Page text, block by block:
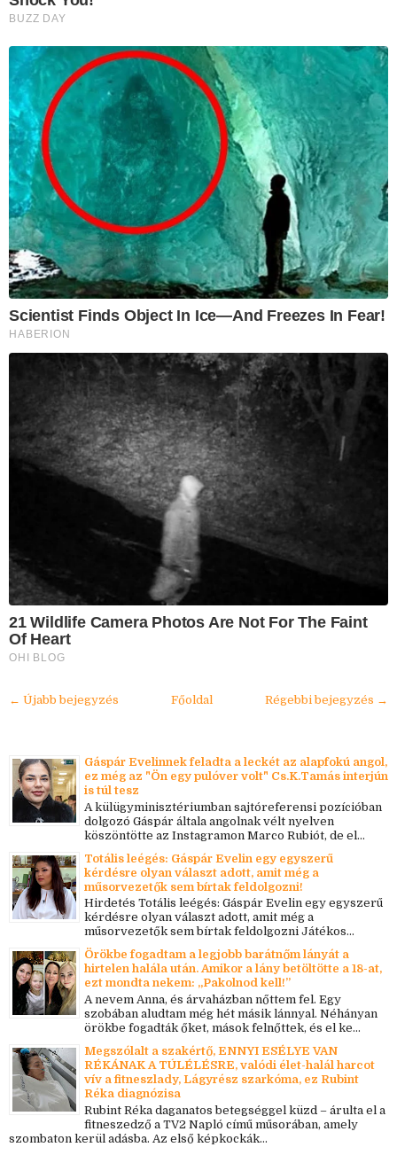
BUZZ DAY
Scientist Finds Object In Ice—And Freezes In Fear!
HABERION
21 Wildlife Camera Photos Are Not For The Faint
Of Heart
OHI BLOG
← Újabb bejegyzés Régebbi bejegyzés →
Főoldal
Gáspár Evelinnek feladta a leckét az alapfokú angol,
ez még az "Ön egy pulóver volt" Cs.K.Tamás interjún
is túl tesz
A külügyminisztériumban sajtóreferensi pozícióban
dolgozó Gáspár általa angolnak vélt nyelven
köszöntötte az Instagramon Marco Rubiót, de el...
Totális leégés: Gáspár Evelin egy egyszerű
kérdésre olyan választ adott, amit még a
műsorvezetők sem bírtak feldolgozni!
Hirdetés Totális leégés: Gáspár Evelin egy egyszerű
kérdésre olyan választ adott, amit még a
műsorvezetők sem bírtak feldolgozni Játékos...
Örökbe fogadtam a legjobb barátnőm lányát a
hirtelen halála után. Amikor a lány betöltötte a 18-at,
ezt mondta nekem: „Pakolnod kell!”
A nevem Anna, és árvaházban nőttem fel. Egy
szobában aludtam még hét másik lánnyal. Néhányan
örökbe fogadták őket, mások felnőttek, és el ke...
Megszólalt a szakértő, ENNYI ESÉLYE VAN
RÉKÁNAK A TÚLÉLÉSRE, valódi élet-halál harcot
vív a fitneszlady, Lágyrész szarkóma, ez Rubint
Réka diagnózisa
Rubint Réka daganatos betegséggel küzd – árulta el a
fitneszedző a TV2 Napló című műsorában, amely
szombaton kerül adásba. Az első képkockák...